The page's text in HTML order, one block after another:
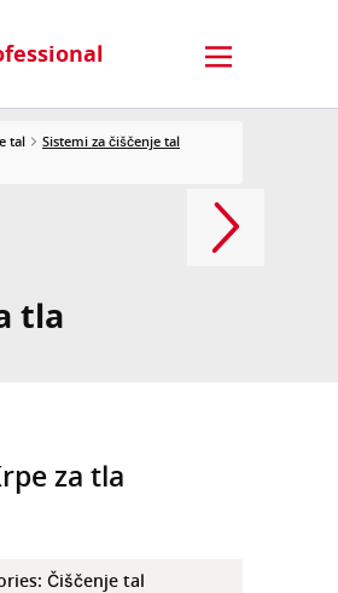
tal
Sistemi za čiščenje tal
tla
za tla
: Čiščenje tal